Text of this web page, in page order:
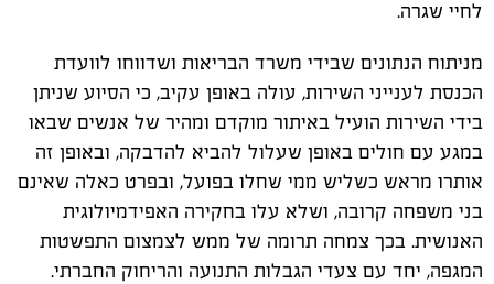
לחיי שגרה.
מניתוח הנתונים שבידי משרד הבריאות ושדווחו לוועדת
הכנסת לענייני השירות, עולה באופן עקיב, כי הסיוע שניתן
בידי השירות הועיל באיתור מוקדם ומהיר של אנשים שבאו
במגע עם חולים באופן שעלול להביא להדבקה, ובאופן זה
אותרו מראש כשליש ממי שחלו בפועל, ובפרט כאלה שאינם
בני משפחה קרובה, ושלא עלו בחקירה האפידמיולוגית
האנושית. בכך צמחה תרומה של ממש לצמצום התפשטות
המגפה, יחד עם צעדי הגבלות התנועה והריחוק החברתי.